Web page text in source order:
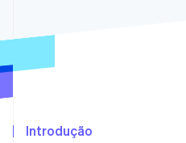
Introdução